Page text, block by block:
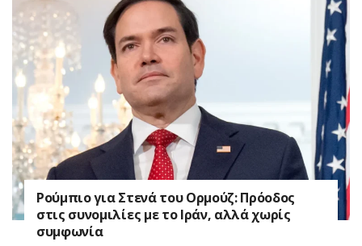
Ρούμπιο για Στενά του Ορμούζ: Πρόοδος
στις συνομιλίες με το Ιράν, αλλά χωρίς
συμφωνία